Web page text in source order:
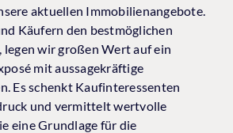
aktuellen Immobilienangebote.
Käufern den bestmöglichen
legen wir großen Wert auf ein
mit aussagekräftige
Es schenkt Kaufinteressenten
und vermittelt wertvolle
eine Grundlage für die